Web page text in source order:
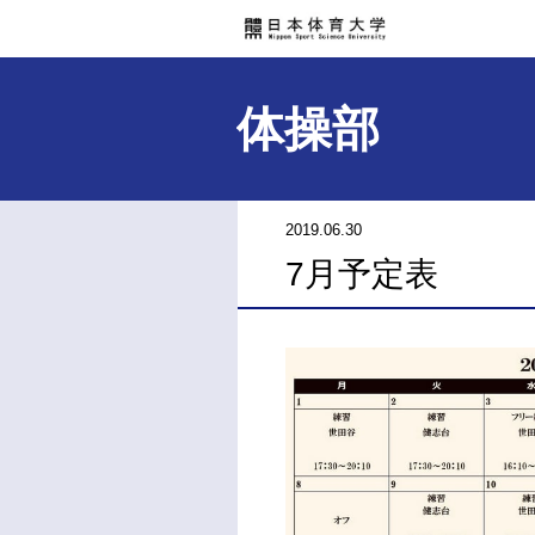
体操部
2019.06.30
7月予定表